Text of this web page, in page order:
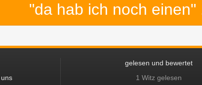
"da hab ich noch einen"
gelesen und bewertet
1 Witz gelesen